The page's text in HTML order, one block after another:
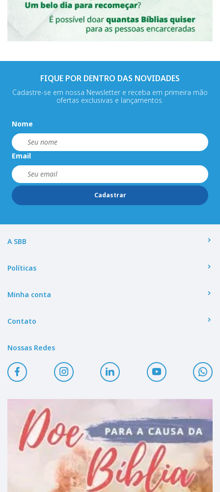
FIQUE POR DENTRO DAS NOVIDADES
Cadastre-se em nossa Newsletter e receba em primeira mão
ofertas exclusivas e lançamentos.
Nome
Email
Cadastrar
A SBB
Políticas
Minha conta
Contato
Nossas Redes